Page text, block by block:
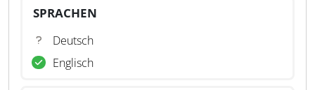
SPRACHEN
Deutsch
Englisch